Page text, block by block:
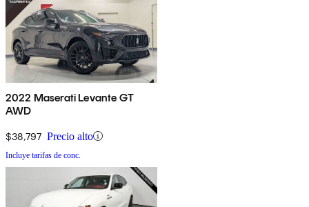
2022 Maserati Levante GT
AWD
$38,797 Precio alto
Incluye tarifas de conc.